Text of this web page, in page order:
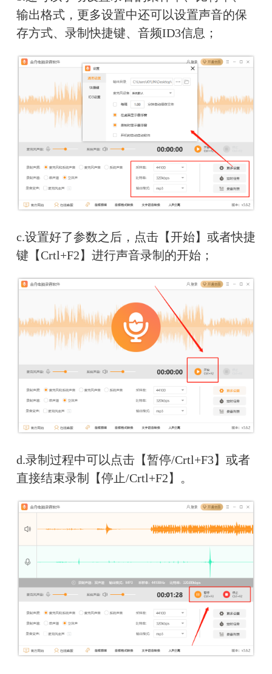
输出格式，更多设置中还可以设置声音的保
存方式、录制快捷键、音频ID3信息；
c.设置好了参数之后，点击【开始】或者快捷
键【Crtl+F2】进行声音录制的开始；
d.录制过程中可以点击【暂停/Crtl+F3】或者
直接结束录制【停止/Crtl+F2】。